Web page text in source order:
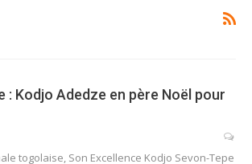
Kodjo Adedze en père Noël pour
togolaise, Son Excellence Kodjo Sevon-Tepe